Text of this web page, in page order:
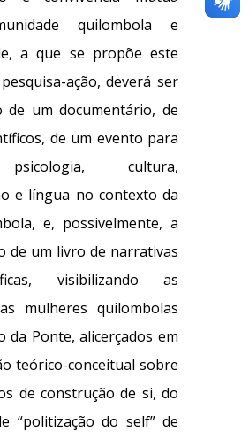
quilombola e
a que se propõe este
ação, deverá ser
de um documentário, de
de um evento para
cultura,
e língua no contexto da
e, possivelmente, a
de um livro de narrativas
visibilizando as
mulheres quilombolas
da Ponte, alicerçados em
teórico-conceitual sobre
de construção de si, do
“politização do self” de